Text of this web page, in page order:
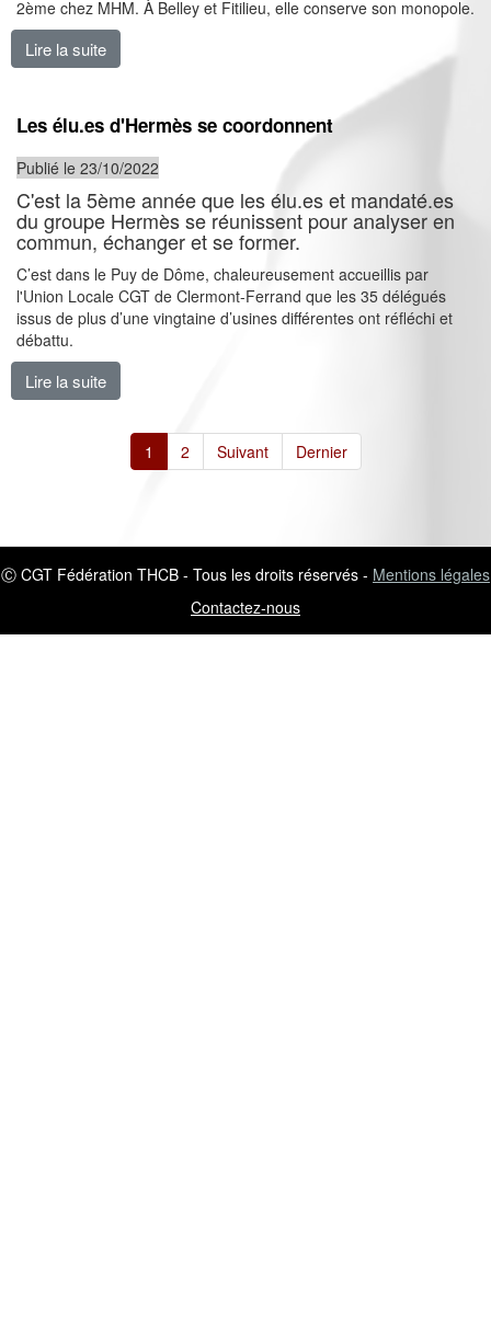
2ème chez MHM. À Belley et Fitilieu, elle conserve son monopole.
Lire la suite
Les élu.es d'Hermès se coordonnent
Publié le 23/10/2022
C'est la 5ème année que les élu.es et mandaté.es
du groupe Hermès se réunissent pour analyser en
commun, échanger et se former.
C’est dans le Puy de Dôme, chaleureusement accueillis par
l'Union Locale CGT de Clermont-Ferrand que les 35 délégués
issus de plus d’une vingtaine d’usines différentes ont réfléchi et
débattu.
Lire la suite
1 2 Suivant Dernier
Ⓒ CGT Fédération THCB - Tous les droits réservés - Mentions légales
Contactez-nous